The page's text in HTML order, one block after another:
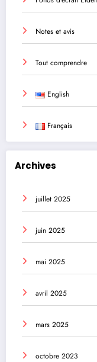
Notes et avis
Tout comprendre
English
Français
Archives
juillet 2025
juin 2025
mai 2025
avril 2025
mars 2025
octobre 2023